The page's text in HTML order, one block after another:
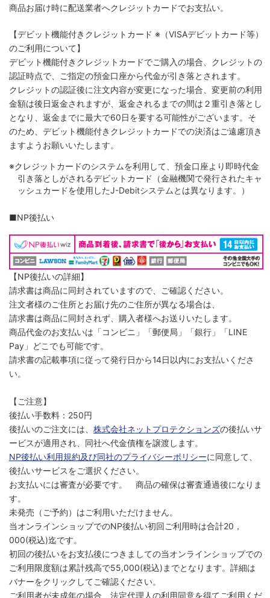
商品お届け時に配送業者へクレジットカードでお支払い。
【デビット機能付きクレジットカード ※（VISAデビットカード等）
のご利用について】
デビット機能付きクレジットカードでご購入の場合、クレジットの
認証時点で、ご指定の預金口座から代金が引き落とされます。
クレジットの認証後に注文内容が変更になった場合、変更前の利用
金額は後日返金されますが、返金されるまでの間は２重引き落とし
となり、返金までに最大で60日を要する可能性がございます。そ
のため、デビット機能付きクレジットカードでの決済はご遠慮頂き
ますようお願いいたします。
※クレジットカードのシステムを利用して、預金口座より即時代金
引き落としがされるデビットカード（金融機関で発行されたキャ
ッシュカードを使用したJ-Debitシステムとは異なります。）
■NP後払い
【NP後払いの詳細】
請求書は商品に同封されていますので、ご確認ください。
注文者様のご住所とお届け先のご住所が異なる場合は、
請求書は商品に同封されず、購入者様へお送りいたします。
商品代金のお支払いは「コンビニ」「郵便局」「銀行」「LINE
Pay」どこでも可能です。
請求書の記載事項に従って発行日から14日以内にお支払いくださ
い。
【ご注意】
後払い手数料：250円
後払いのご注文には、 株式会社ネットプロテクションズの後払いサ
ービスが適用され、同社へ代金債権を譲渡します。
NP後払い利用規約及び同社のプライバシーポリシーに同意して、
後払いサービスをご選択ください。
お支払いには審査が必要です。 商品の確保は審査通過後になりま
す。
未発売（ご予約）はご利用いただけません。
当オンラインショップでのNP後払い初回ご利用時は合計20，
000(税込)迄です。
初回の後払いをお支払後につきましての当オンラインショップでの
ご利用限度額は累計残高で55,000(税込)までとなります。詳細は
バナーをクリックしてご確認ください。
ご利用者が未成年の場合、法定代理人の利用同意を得てご利用くだ